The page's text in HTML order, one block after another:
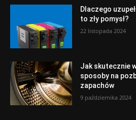
Dlaczego
to zły pomysł?
22 listopada 2024
Jak skutecznie
sposoby na
zapachów
9 października 2024